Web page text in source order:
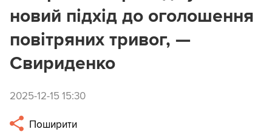
новий підхід до оголошення
повітряних тривог, —
Свириденко
2025-12-15 15:30
Поширити